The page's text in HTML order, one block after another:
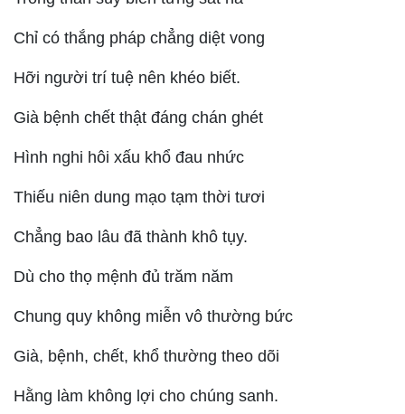
Chỉ có thắng pháp chẳng diệt vong
Hỡi người trí tuệ nên khéo biết.
Già bệnh chết thật đáng chán ghét
Hình nghi hôi xấu khổ đau nhức
Thiếu niên dung mạo tạm thời tươi
Chẳng bao lâu đã thành khô tụy.
Dù cho thọ mệnh đủ trăm năm
Chung quy không miễn vô thường bức
Già, bệnh, chết, khổ thường theo dõi
Hằng làm không lợi cho chúng sanh.